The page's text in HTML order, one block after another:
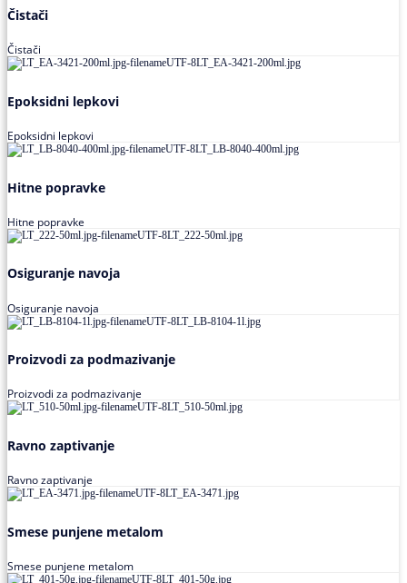
Čistači
Čistači
Epoksidni lepkovi
Epoksidni lepkovi
Hitne popravke
Hitne popravke
Osiguranje navoja
Osiguranje navoja
Proizvodi za podmazivanje
Proizvodi za podmazivanje
Ravno zaptivanje
Ravno zaptivanje
Smese punjene metalom
Smese punjene metalom